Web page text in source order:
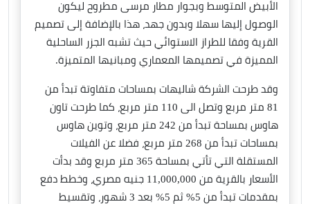
الأبيض المتوسط وبجوار مطار مرسى مطروح ليكون
الوصول إليها سهلا وبدون جهد، هذا بالإضافة إلى تصميم
القرية وفقا للطراز الاستوائي حيث تشبه الجزر الساحلية
المميزة في تصميمها المعماري ومبانيها المتميزة.
وقد طرحت الشركة شاليهات بمساحات متفاوتة تبدأ من
81 متر مربع وتصل الى 110 متر مربع، كما طرحت تاون
هاوس بمساحة تبدأ من 242 متر مربع، وتوين هاوس
بمساحات تبدأ من 268 متر مربع، فضلا عن الفيلات
المستقلة التي تأتي بمساحة 365 متر مربع وقد بدأت
الأسعار بالقرية من 11,000,000 جنيه مصري، وخطط دفع
بمقدمات تبدأ من 5% ثم 5% بعد 3 شهور، وتقسيط